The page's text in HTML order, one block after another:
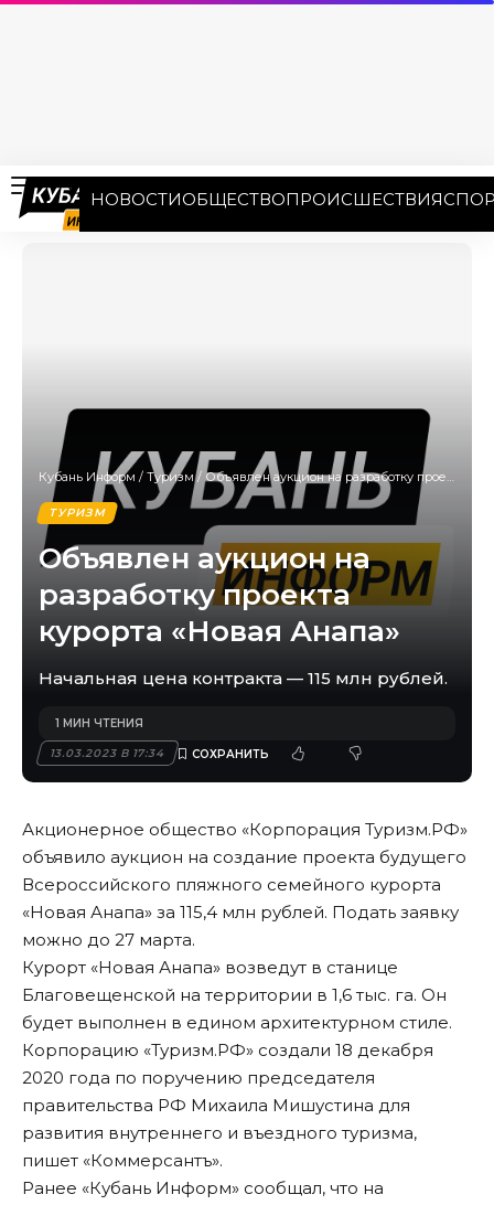
НОВОСТИОБЩЕСТВОПРОИСШЕСТВИЯ
Кубань Информ / Туризм/ Объявлен аукцион на разработку проекта курорта «Новая Анапа»
ТУРИЗМ
Объявлен аукцион на
разработку проекта
курорта «Новая Анапа»
Начальная цена контракта — 115 млн рублей.
13.03.2023 В 17:34
1 МИН ЧТЕНИЯ
Акционерное общество «Корпорация Туризм.РФ»
объявило аукцион на создание проекта будущего
Всероссийского пляжного семейного курорта
«Новая Анапа» за 115,4 млн рублей. Подать заявку
можно до 27 марта.
Курорт «Новая Анапа» возведут в станице
Благовещенской на территории в 1,6 тыс. га. Он
будет выполнен в едином архитектурном стиле.
Корпорацию «Туризм.РФ» создали 18 декабря
2020 года по поручению председателя
правительства РФ Михаила Мишустина для
развития внутреннего и въездного туризма,
пишет «Коммерсантъ».
Ранее «Кубань Информ» сообщал, что на